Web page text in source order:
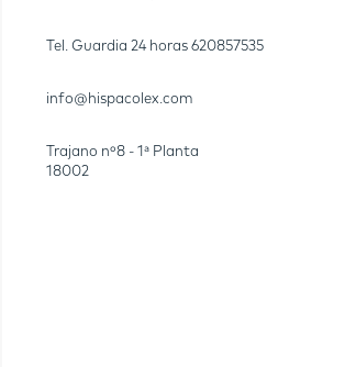
Tel. Guardia 24 horas 620857535
info@hispacolex.com
Trajano nº8 - 1ª Planta
18002